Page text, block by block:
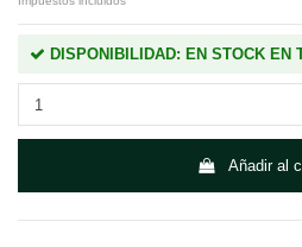
DISPONIBILIDAD: EN STOCK EN
Añadir al